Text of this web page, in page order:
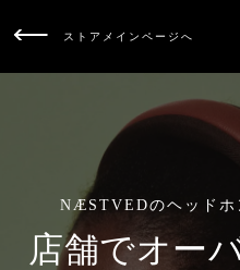
ストアメインページへ
NÆSTVEDのヘッドホ
店舗でオー